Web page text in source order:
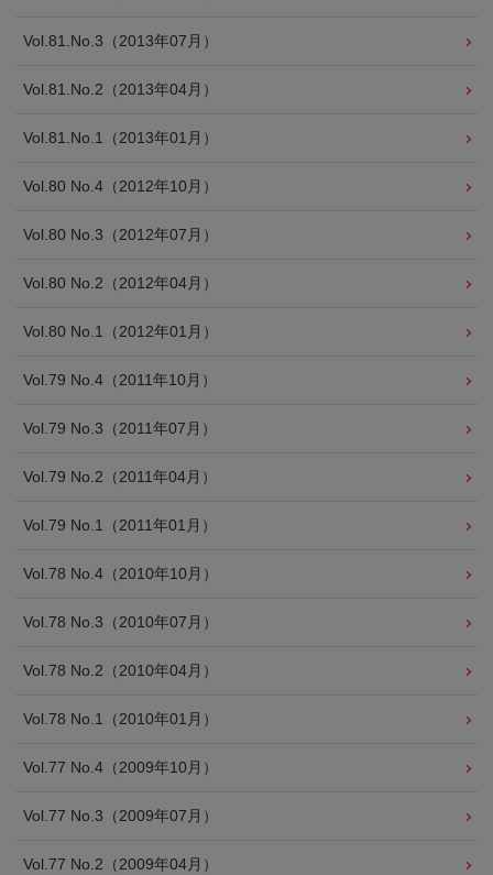
Vol.81.No.3（2013年07月）
Vol.81.No.2（2013年04月）
Vol.81.No.1（2013年01月）
Vol.80 No.4（2012年10月）
Vol.80 No.3（2012年07月）
Vol.80 No.2（2012年04月）
Vol.80 No.1（2012年01月）
Vol.79 No.4（2011年10月）
Vol.79 No.3（2011年07月）
Vol.79 No.2（2011年04月）
Vol.79 No.1（2011年01月）
Vol.78 No.4（2010年10月）
Vol.78 No.3（2010年07月）
Vol.78 No.2（2010年04月）
Vol.78 No.1（2010年01月）
Vol.77 No.4（2009年10月）
Vol.77 No.3（2009年07月）
Vol.77 No.2（2009年04月）